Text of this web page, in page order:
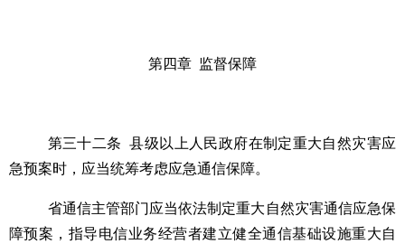
第四章 监督保障
第三十二条
县级以上人民政府在制定重大自然灾害应
急预案时，应当统筹考虑应急通信保障。
省通信主管部门应当依法制定重大自然灾害通信应急保
障预案，指导电信业务经营者建立健全通信基础设施重大自